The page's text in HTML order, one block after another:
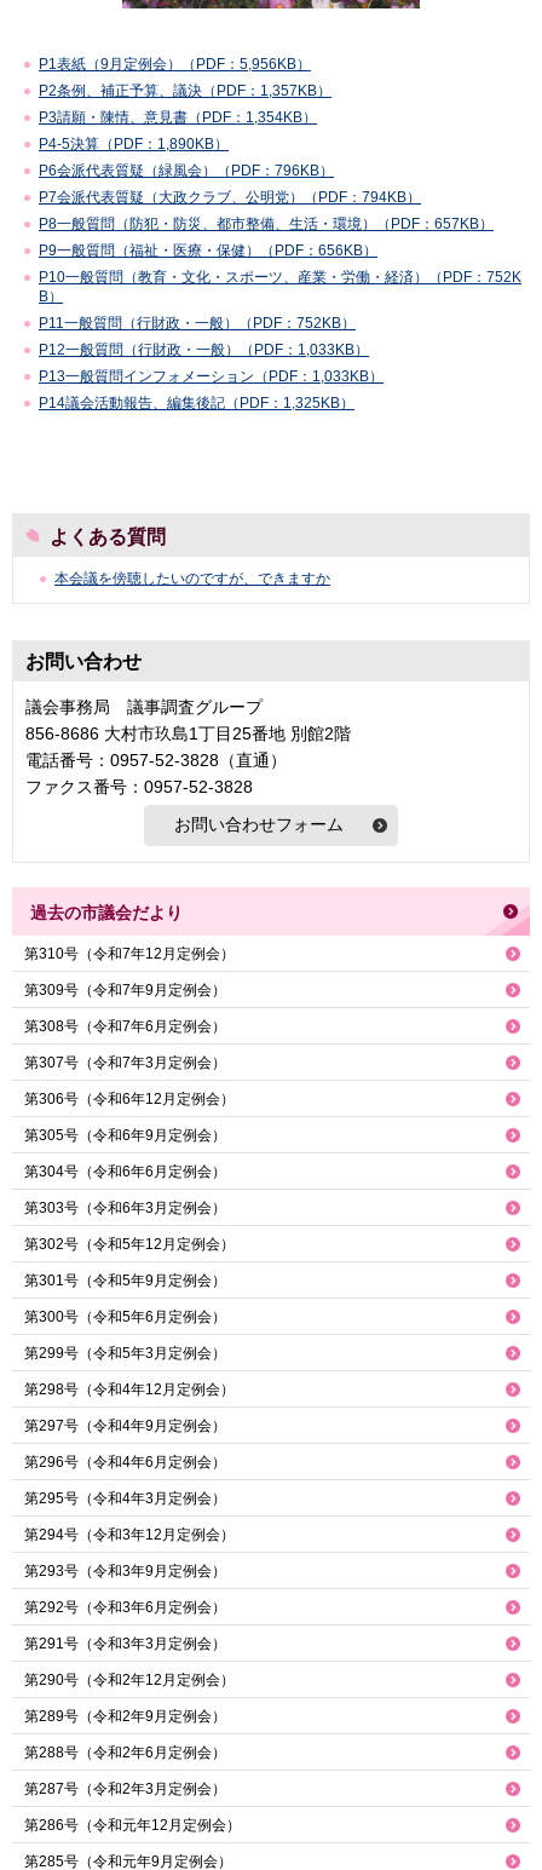
P1表紙（9月定例会）（PDF：5,956KB）
P2条例、補正予算、議決（PDF：1,357KB）
P3請願・陳情、意見書（PDF：1,354KB）
P4-5決算（PDF：1,890KB）
P6会派代表質疑（緑風会）（PDF：796KB）
P7会派代表質疑（大政クラブ、公明党）（PDF：794KB）
P8一般質問（防犯・防災、都市整備、生活・環境）（PDF：657KB）
P9一般質問（福祉・医療・保健）（PDF：656KB）
P10一般質問（教育・文化・スポーツ、産業・労働・経済）（PDF：752K
B）
P11一般質問（行財政・一般）（PDF：752KB）
P12一般質問（行財政・一般）（PDF：1,033KB）
P13一般質問インフォメーション（PDF：1,033KB）
P14議会活動報告、編集後記（PDF：1,325KB）
よくある質問
本会議を傍聴したいのですが、できますか
お問い合わせ
議会事務局 議事調査グループ
856-8686 大村市玖島1丁目25番地 別館2階
電話番号：0957-52-3828（直通）
ファクス番号：0957-52-3828
過去の市議会だより
第310号（令和7年12月定例会）
第309号（令和7年9月定例会）
第308号（令和7年6月定例会）
第307号（令和7年3月定例会）
第306号（令和6年12月定例会）
第305号（令和6年9月定例会）
第304号（令和6年6月定例会）
第303号（令和6年3月定例会）
第302号（令和5年12月定例会）
第301号（令和5年9月定例会）
第300号（令和5年6月定例会）
第299号（令和5年3月定例会）
第298号（令和4年12月定例会）
第297号（令和4年9月定例会）
第296号（令和4年6月定例会）
第295号（令和4年3月定例会）
第294号（令和3年12月定例会）
第293号（令和3年9月定例会）
第292号（令和3年6月定例会）
第291号（令和3年3月定例会）
第290号（令和2年12月定例会）
第289号（令和2年9月定例会）
第288号（令和2年6月定例会）
第287号（令和2年3月定例会）
第286号（令和元年12月定例会）
第285号（令和元年9月定例会）